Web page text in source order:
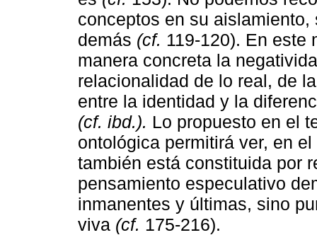
conceptos en su
demás (cf. 119-120). En este
manera concreta la
relacionalidad de lo real, de
entre la identidad y la
(cf. ibd.). Lo propuesto en el
ontológica permitirá ver, en
también está constituida por
pensamiento especulativo
inmanentes y últimas, sino
viva (cf. 175-216).